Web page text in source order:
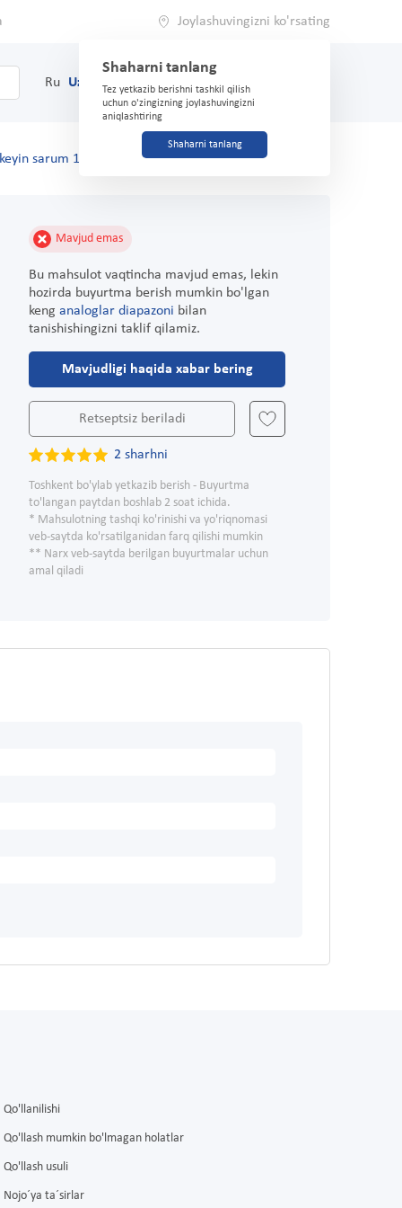
Joylashuvingizni ko'rsating
Shaharni tanlang
Tez yetkazib berishni tashkil qilish
uchun o'zingizning joylashuvingizni
aniqlashtiring
Shaharni tanlang
Ru Uz (71) 200-03-03
sarum 130ml
Mavjud emas
Bu mahsulot vaqtincha mavjud emas, lekin
hozirda buyurtma berish mumkin bo'lgan
keng analoglar diapazoni bilan
tanishishingizni taklif qilamiz.
Mavjudligi haqida xabar bering
Retseptsiz beriladi
2 sharhni
Toshkent bo'ylab yetkazib berish - Buyurtma
to'langan paytdan boshlab 2 soat ichida.
* Mahsulotning tashqi ko'rinishi va yo'riqnomasi
veb-saytda ko'rsatilganidan farq qilishi mumkin
** Narx veb-saytda berilgan buyurtmalar uchun
amal qiladi
Qo'llanilishi
Qo'llash mumkin bo'lmagan holatlar
Qo'llash usuli
Nojo´ya ta´sirlar